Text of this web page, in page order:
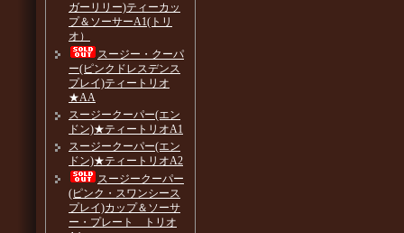
ガーリリー)ティーカッ
プ＆ソーサーA1(トリ
オ）
スージー・クーパ
ー(ピンクドレスデンス
プレイ)ティートリオ
★AA
スージークーパー(エン
ドン)★ティートリオA1
スージークーパー(エン
ドン)★ティートリオA2
スージークーパー
(ピンク・スワンシース
プレイ)カップ＆ソーサ
ー・プレート トリオ